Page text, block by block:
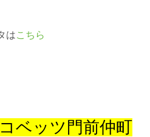
はこちら
ベッツ門前仲町